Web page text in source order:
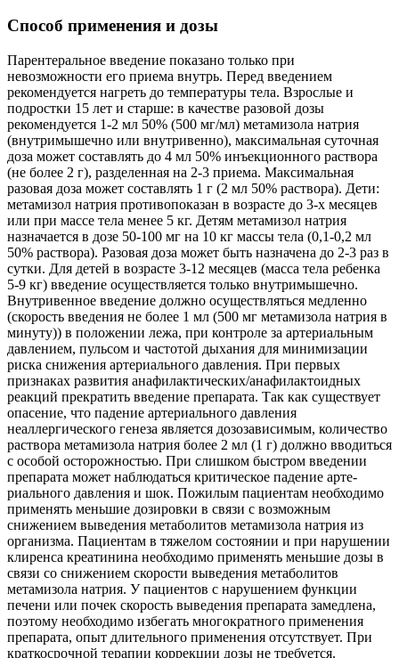
Способ применения и дозы
Парентеральное введение показано только при
невозможности его приема внутрь. Перед введением
рекомендуется нагреть до температуры тела. Взрослые и
подростки 15 лет и старше: в качестве разовой дозы
рекомендуется 1-2 мл 50% (500 мг/мл) метамизола натрия
(внутримышечно или внутривенно), максимальная суточная
доза может составлять до 4 мл 50% инъекционного раствора
(не более 2 г), раз­деленная на 2-3 приема. Максимальная
разовая доза может составлять 1 г (2 мл 50% рас­твора). Дети:
метамизол натрия противопоказан в возрасте до 3-х месяцев
или при массе тела менее 5 кг. Детям метамизол натрия
назначается в дозе 50-100 мг на 10 кг массы тела (0,1-0,2 мл
50% раствора). Разовая доза может быть назначена до 2-3 раз в
сутки. Для детей в возрасте 3-12 месяцев (масса тела ребенка
5-9 кг) введение осуществляется только внутримышечно.
Внутривенное введение должно осуществляться медленно
(скорость введения не более 1 мл (500 мг метамизола натрия в
минуту)) в положении лежа, при контроле за артериаль­ным
давлением, пульсом и частотой дыхания для минимизации
риска снижения артери­ального давления. При первых
признаках развития анафилактических/анафилактоидных
реакций прекратить введение препарата. Так как существует
опасение, что падение артериального давления
неаллергического генеза является дозозависимым, количество
раствора метамизола натрия более 2 мл (1 г) должно вводиться
с особой осторожностью. При слишком быстром введении
препарата может наблюдаться критическое падение арте­
риального давления и шок. Пожилым пациентам необходимо
применять меньшие дозировки в связи с возможным
снижением выведения метаболитов метамизола натрия из
организма. Пациентам в тяжелом состоянии и при нарушении
клиренса креатинина необходимо при­менять меньшие дозы в
связи со снижением скорости выведения метаболитов
метамизола натрия. У пациентов с нарушением функции
печени или почек скорость выведения препарата за­медлена,
поэтому необходимо избегать многократного применения
препарата, опыт дли­тельного применения отсутствует. При
краткосрочной терапии коррекции дозы не требуется.